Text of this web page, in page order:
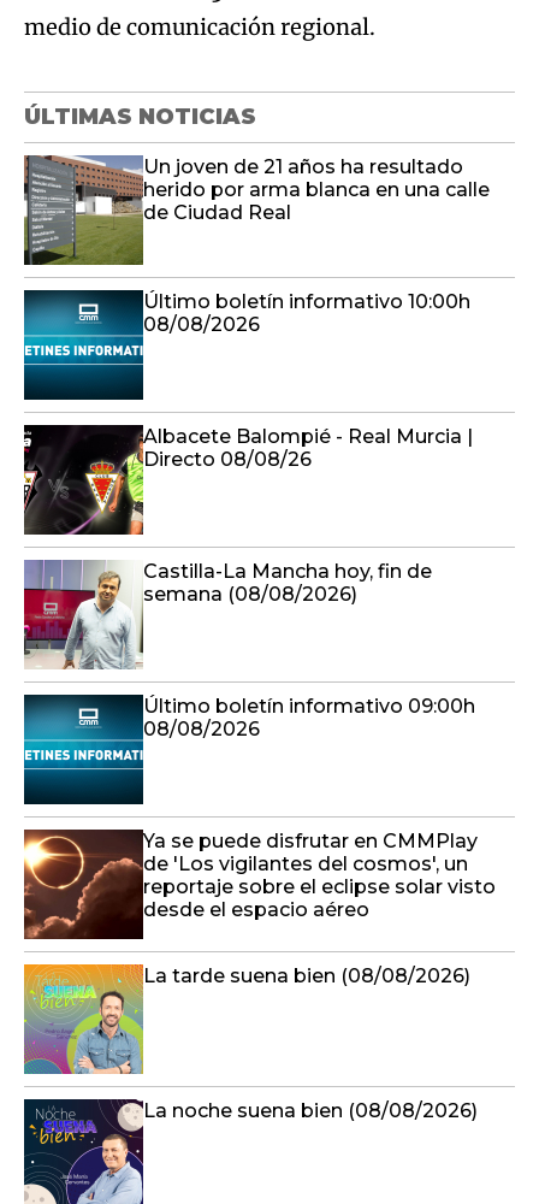
medio de comunicación regional.
ÚLTIMAS NOTICIAS
Un joven de 21 años ha resultado
herido por arma blanca en una calle
de Ciudad Real
Último boletín informativo 10:00h
08/08/2026
Albacete Balompié - Real Murcia |
Directo 08/08/26
Castilla-La Mancha hoy, fin de
semana (08/08/2026)
Último boletín informativo 09:00h
08/08/2026
Ya se puede disfrutar en CMMPlay
de 'Los vigilantes del cosmos', un
reportaje sobre el eclipse solar visto
desde el espacio aéreo
La tarde suena bien (08/08/2026)
La noche suena bien (08/08/2026)